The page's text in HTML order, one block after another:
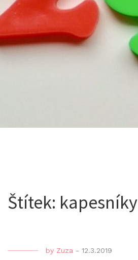
Štítek: kapesníky
by Zuza - 12.3.2019